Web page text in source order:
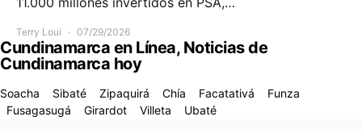
Terry Loui 07/29/2026
Cundinamarca en Línea, Noticias de
Cundinamarca hoy
Soacha Sibaté Zipaquirá Chía Facatativá
Funza
Fusagasugá
Girardot Villeta Ubaté